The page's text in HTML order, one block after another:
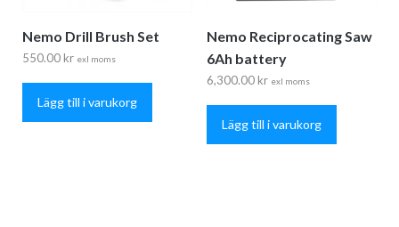
Nemo Drill Brush Set
550.00 kr exl moms
Lägg till i varukorg
Nemo Reciprocating Saw
6Ah battery
6,300.00 kr exl moms
Lägg till i varukorg